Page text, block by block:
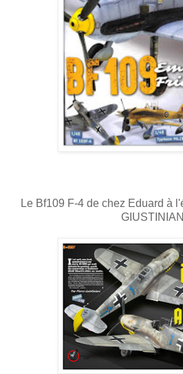
Le Bf109 F-4 de chez Eduard à
GIUSTINIANI